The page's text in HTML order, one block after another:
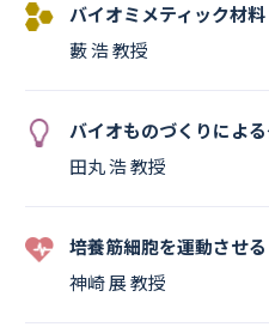
バイオミメティック材
藪 浩 教授
バイオものづくりによ
田丸 浩 教授
培養筋細胞を運動させる
神崎 展 教授